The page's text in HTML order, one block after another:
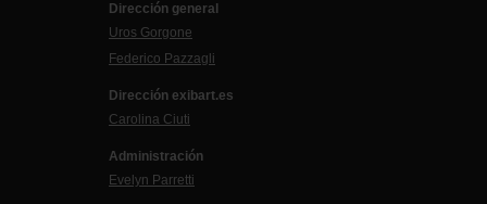
Dirección general
Uros Gorgone
Federico Pazzagli
Dirección exibart.es
Carolina Ciuti
Administración
Evelyn Parretti